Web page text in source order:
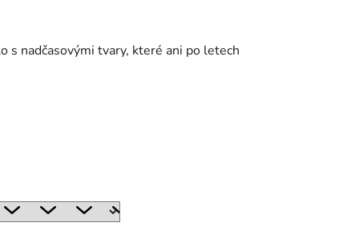
s nadčasovými tvary, které ani po letech